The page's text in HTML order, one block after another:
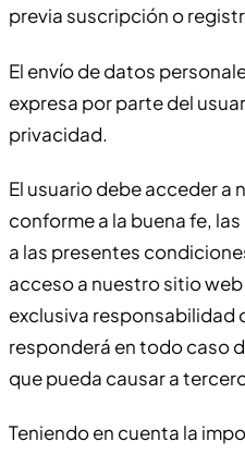
previa suscripción o
El envío de datos
expresa por parte del
privacidad.
El usuario debe acceder a
conforme a la buena fe,
a las presentes
acceso a nuestro sitio
exclusiva responsabilidad
responderá en todo caso
que pueda causar a
Teniendo en cuenta la